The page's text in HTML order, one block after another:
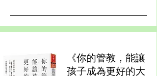
《你的管教，能讓
孩子成為更好的大